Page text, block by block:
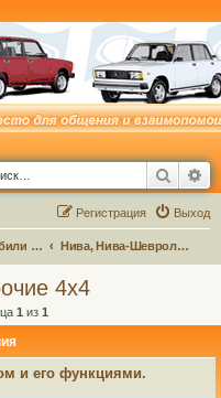
Поиск
Выход
Регистрация
Другие автомобили семейства ВАЗ и не только... Нива, Нива-Шевроле и прочие 4х4
4х4
1 из 1
и его функциями.